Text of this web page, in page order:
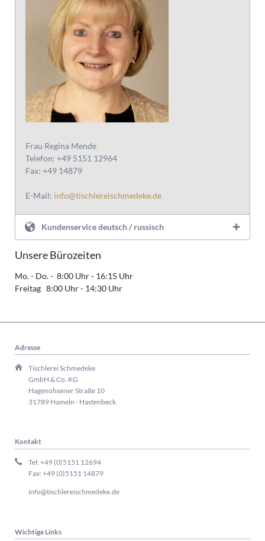
Frau Regina Mende
Telefon: +49 5151 12964
Fax: +49 14879
E-Mail: info@tischlereischmedeke.de
Kundenservice deutsch / russisch
Unsere Bürozeiten
Mo. - Do. - 8:00 Uhr - 16:15 Uhr
Freitag 8:00 Uhr - 14:30 Uhr
Adresse
Tischlerei Schmedeke
GmbH & Co. KG
Hagenohsener Straße 10
31789 Hameln - Hastenbeck
Kontakt
Tel: +49 (0)5151 12694
Fax: +49 (0)5151 14879
info@tischlereischmedeke.de
Wichtige Links